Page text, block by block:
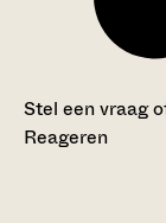
Stel een vraag
Reageren